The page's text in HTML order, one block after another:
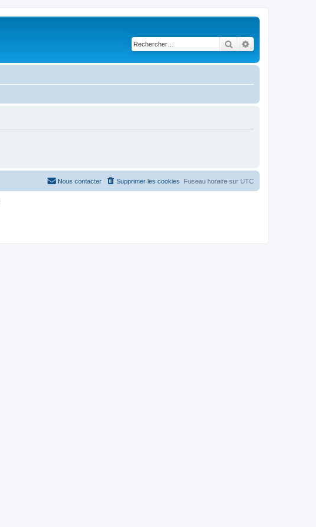
Rechercher
Fuseau horaire sur UTC
Supprimer les cookies
Nous contacter